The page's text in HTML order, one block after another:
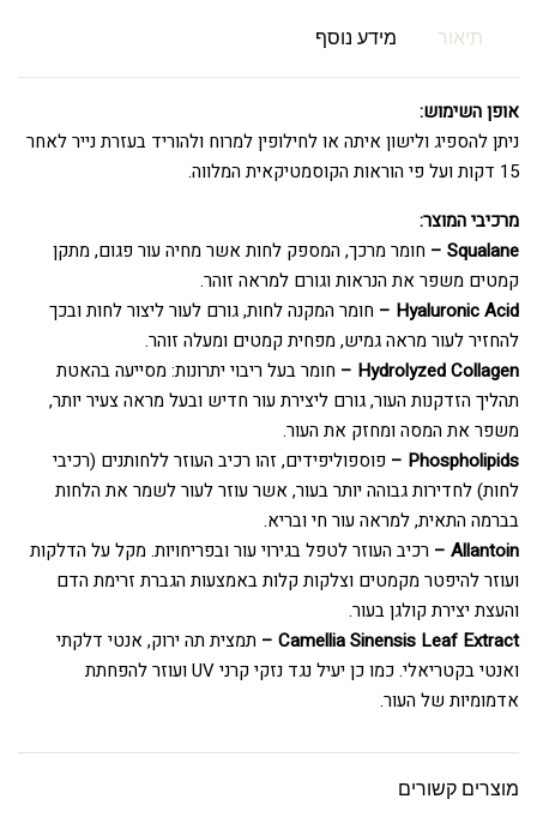
תיאור מידע נוסף
אופן השימוש:
ניתן להספיג ולישון איתה או לחילופין למרוח ולהוריד בעזרת נייר לאחר
15 דקות ועל פי הוראות הקוסמטיקאית המלווה.
מרכיבי המוצר:
Squalane –
חומר מרכך, המספק לחות אשר מחיה עור פגום, מתקן
קמטים משפר את הנראות וגורם למראה זוהר.
Hyaluronic Acid –
חומר המקנה לחות, גורם לעור ליצור לחות ובכך
להחזיר לעור מראה גמיש, מפחית קמטים ומעלה זוהר.
Hydrolyzed Collagen –
חומר בעל ריבוי יתרונות: מסייעה בהאטת
תהליך הזדקנות העור, גורם ליצירת עור חדיש ובעל מראה צעיר יותר,
משפר את המסה ומחזק את העור.
Phospholipids –
פוספוליפידים, זהו רכיב העוזר ללחותנים (רכיבי
לחות) לחדירות גבוהה יותר בעור, אשר עוזר לעור לשמר את הלחות
בברמה התאית, למראה עור חי ובריא.
Allantoin –
רכיב העוזר לטפל בגירוי עור ובפריחויות. מקל על הדלקות
ועוזר להיפטר מקמטים וצלקות קלות באמצעות הגברת זרימת הדם
והעצת יצירת קולגן בעור.
Camellia Sinensis Leaf Extract –
תמצית תה ירוק, אנטי דלקתי
ואנטי בקטריאלי. כמו כן יעיל נגד נזקי קרני UV ועוזר להפחתת
אדמומיות של העור.
מוצרים קשורים